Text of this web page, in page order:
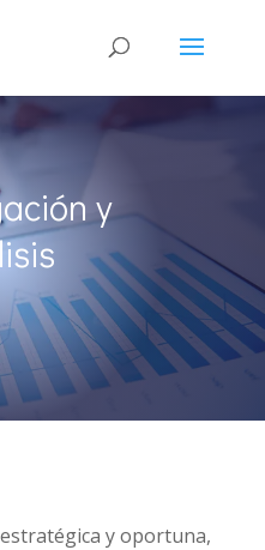
y
y oportuna,